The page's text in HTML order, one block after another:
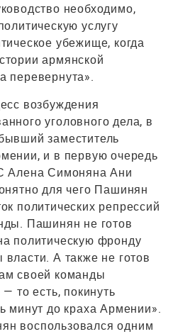
необходимо,
услугу
убежище, когда
армянской
перевернута».
возбуждения
уголовного дела, в
заместитель
и в первую очередь
Алена Симоняна Ани
для чего Пашинян
политических репрессий
Пашинян не готов
политическую фронду
А также не готов
своей команды
то есть, покинуть
минут до краха Армении».
воспользовался одним